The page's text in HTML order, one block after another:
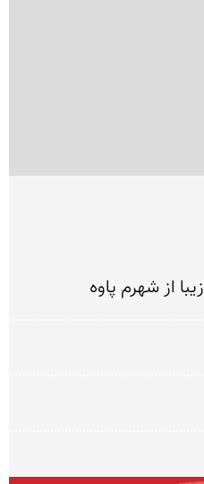
از شهرم پاوه